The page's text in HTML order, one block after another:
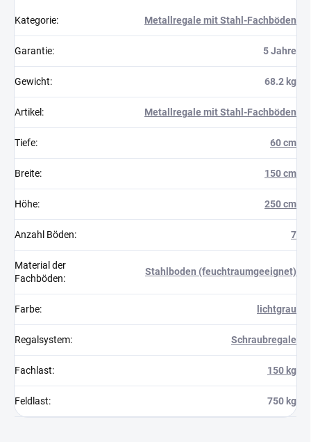
Kategorie: Metallregale mit Stahl-Fachböden
Garantie: 5 Jahre
Gewicht: 68.2 kg
Artikel : Metallregale mit Stahl-Fachböden
Tiefe: 60 cm
Breite: 150 cm
Höhe: 250 cm
Anzahl Böden: 7
Material der
Fachböden:
Stahlboden (feuchtraumgeeignet)
Farbe: lichtgrau
Regalsystem: Schraubregale
Fachlast: 150 kg
Feldlast: 750 kg